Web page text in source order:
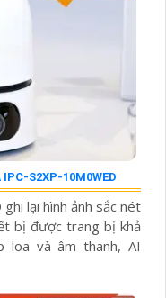
S2XP-10M0WED
lại hình ảnh sắc nét
bị được trang bị khả
loa và âm thanh, AI